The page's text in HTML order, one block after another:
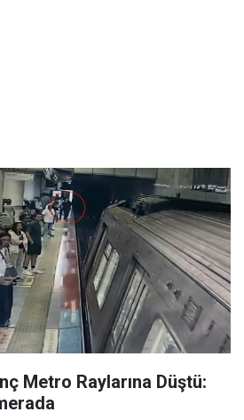
Metro Raylarına Düştü: